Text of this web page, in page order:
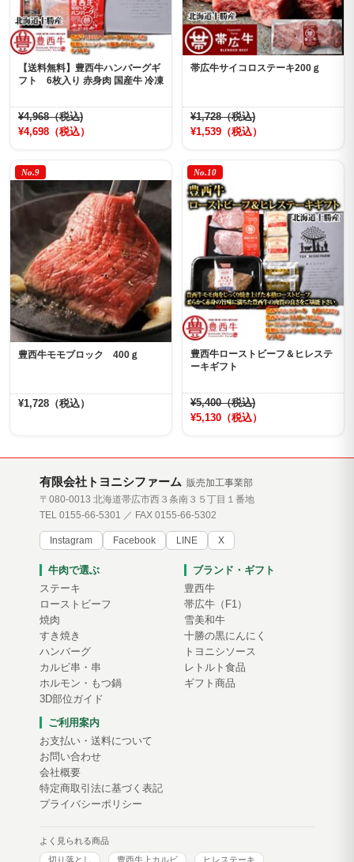
【送料無料】豊西牛ハンバーグギ
フト 6枚入り 赤身肉 国産牛 冷凍
¥4,968（税込)
¥4,698（税込）
帯広牛サイコロステーキ200ｇ
¥1,728（税込)
¥1,539（税込）
No.9
豊西牛モモブロック 400ｇ
¥1,728（税込）
No.10
豊西牛ローストビーフ＆ヒレステ
ーキギフト
¥5,400（税込)
¥5,130（税込）
有限会社トヨニシファーム 販売加工事業部
〒080-0013 北海道帯広市西３条南３５丁目１番地
TEL 0155-66-5301 ／ FAX 0155-66-5302
Instagram Facebook LINE X
牛肉で選ぶ
ステーキ
ローストビーフ
焼肉
すき焼き
ハンバーグ
カルビ串・串
ホルモン・もつ鍋
3D部位ガイド
ブランド・ギフト
豊西牛
帯広牛（F1）
雪美和牛
十勝の黒にんにく
トヨニシソース
レトルト食品
ギフト商品
ご利用案内
お支払い・送料について
お問い合わせ
会社概要
特定商取引法に基づく表記
プライバシーポリシー
よく見られる商品
切り落とし
豊西牛上カルビ ヒレステーキ